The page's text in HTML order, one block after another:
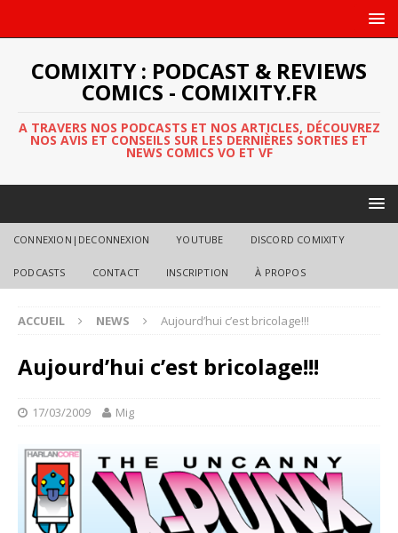
COMIXITY : PODCAST & REVIEWS
COMICS - COMIXITY.FR
A TRAVERS NOS PODCASTS ET NOS ARTICLES, DÉCOUVREZ
NOS AVIS ET CONSEILS SUR LES DERNIÈRES SORTIES ET
NEWS COMICS VO ET VF
CONNEXION|DECONNEXION YOUTUBE DISCORD COMIXITY
PODCASTS CONTACT INSCRIPTION À PROPOS
ACCUEIL NEWS Aujourd’hui c’est bricolage!!!
Aujourd’hui c’est bricolage!!!
17/03/2009 Mig